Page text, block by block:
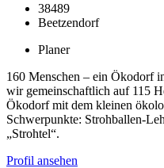
38489
Beetzendorf
Planer
160 Menschen – ein Ökodorf
wir gemeinschaftlich auf 115
Ökodorf mit dem kleinen
Schwerpunkte: Strohballen-
„Strohtel“.
Profil ansehen